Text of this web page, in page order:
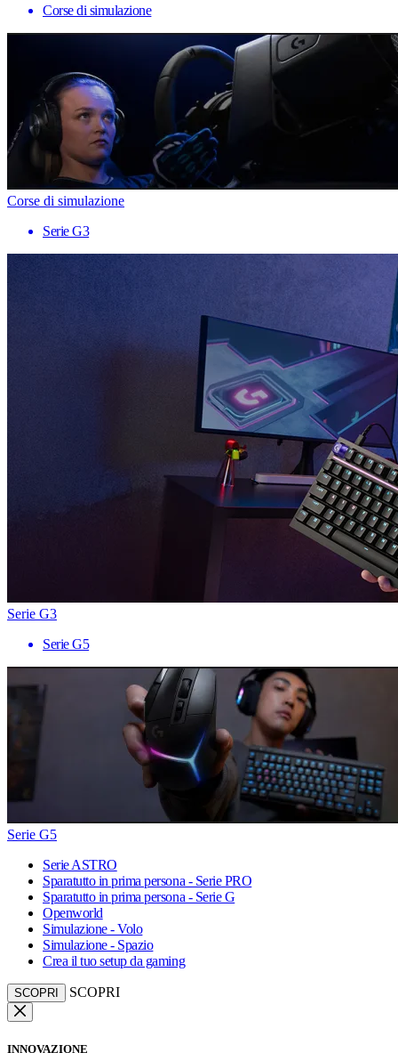
Corse di simulazione
Corse di simulazione
Serie G3
Serie G3
Serie G5
Serie G5
Serie ASTRO
Sparatutto in prima persona - Serie PRO
Sparatutto in prima persona - Serie G
Openworld
Simulazione - Volo
Simulazione - Spazio
Crea il tuo setup da gaming
SCOPRI SCOPRI
INNOVAZIONE